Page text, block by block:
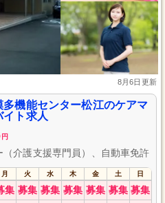
8月6日更新
機能センター松江のケアマ
ト求人
円
介護支援専門員）、自動車免許
月 火 水 木 金 土 日
集 募集 募集 募集 募集 募集 募集